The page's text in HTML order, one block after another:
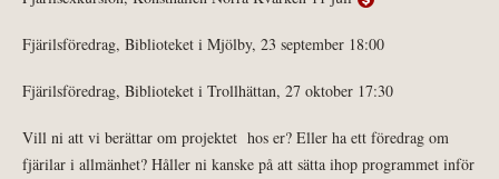
Fjärilsföredrag, Biblioteket i Mjölby, 23 september 18:00
Fjärilsföredrag, Biblioteket i Trollhättan, 27 oktober 17:30
Vill ni att vi berättar om projektet hos er? Eller ha ett föredrag om
fjärilar i allmänhet? Håller ni kanske på att sätta ihop programmet inför